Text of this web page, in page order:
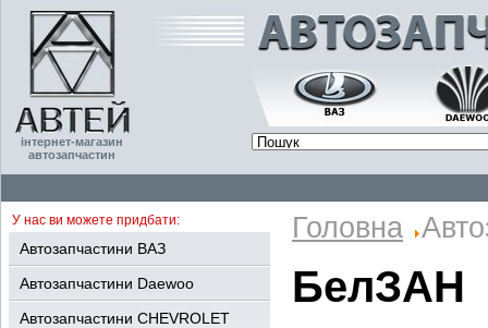
інтернет-магазин
автозапчастин
У нас ви можете придбати:
Автозапчастини ВАЗ
Автозапчастини Daewoo
Автозапчастини CHEVROLET
Головна
БелЗАН